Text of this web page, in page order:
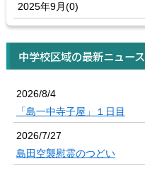
2025年9月(0)
中学校区域の最新ニュース
2026/8/4
「島一中寺子屋」１日目
2026/7/27
島田空襲慰霊のつどい